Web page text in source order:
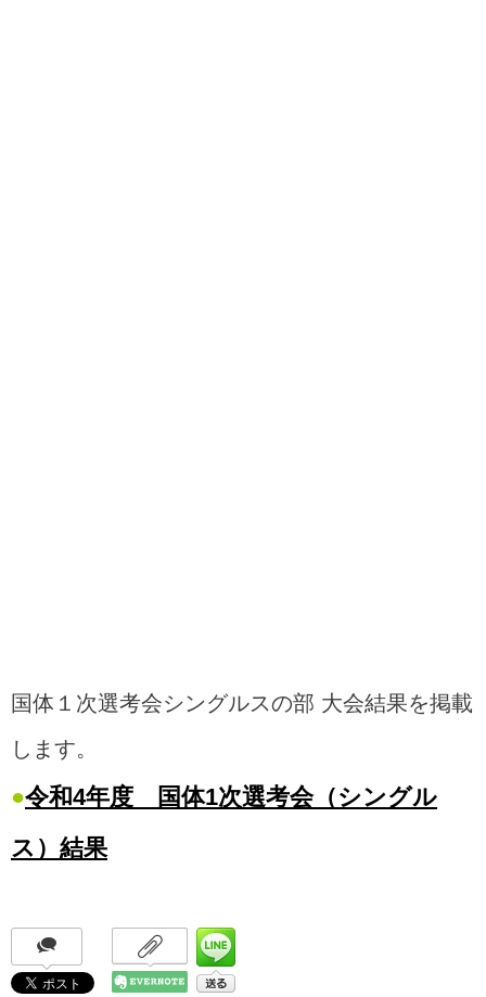
国体１次選考会シングルスの部 大会結果を掲載
します。
●令和4年度 国体1次選考会（シングル
ス）結果